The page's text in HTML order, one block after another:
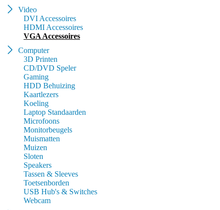
Video
DVI Accessoires
HDMI Accessoires
VGA Accessoires
Computer
3D Printen
CD/DVD Speler
Gaming
HDD Behuizing
Kaartlezers
Koeling
Laptop Standaarden
Microfoons
Monitorbeugels
Muismatten
Muizen
Sloten
Speakers
Tassen & Sleeves
Toetsenborden
USB Hub's & Switches
Webcam